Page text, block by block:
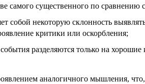
самого существенного по сравнению
собой некоторую склонность
критики или оскорбления;
разделяются только на хорошие
аналогичного мышления,